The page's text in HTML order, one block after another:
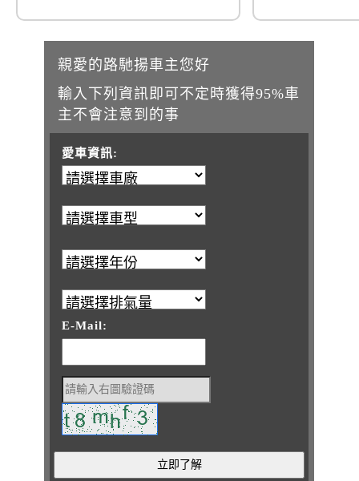
親愛的路馳揚車主您好
輸入下列資訊即可不定時獲得95%車
主不會注意到的事
愛車資訊:
E-Mail: